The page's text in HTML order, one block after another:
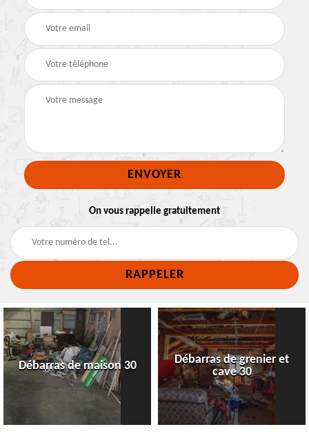
On vous rappelle gratuitement
Débarras de maison 30
Débarras de grenier et
cave 30